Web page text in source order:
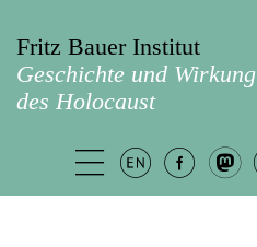
Fritz Bauer Institut
Geschichte und Wirkung
des Holocaust